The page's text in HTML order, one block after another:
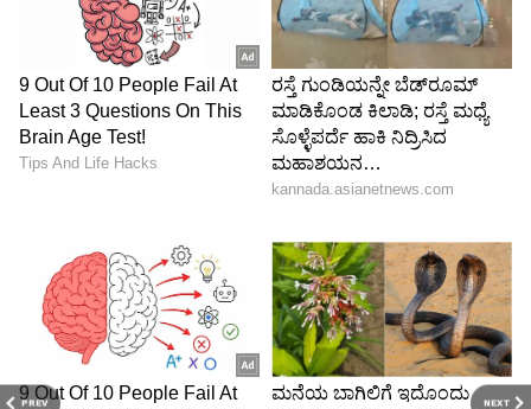
PREV NEXT
ಲಭ್ಯವಾಗಲಿದೆ. ಒಟ್ಟಿನಲ್ಲಿ, ವ್ಯವಸ್ಥೆಯ ಲೋಪದಿಂದಾಗಿ ಪ್ರಾಣ
ಕಳೆದುಕೊಳ್ಳುತ್ತಿದ್ದ ಜನಸಾಮಾನ್ಯರಿಗೆ ಸರ್ಕಾರದ ಈ ನಿರ್ಧಾರ
ಹೊಸ ಆಶಾಕಿರಣ ಮೂಡಿಸಿದೆ.